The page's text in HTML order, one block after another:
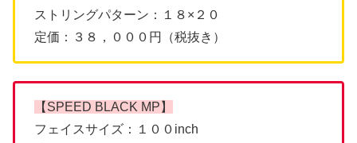
ストリングパターン：１８×２０
定価：３８，０００円（税抜き）
【SPEED BLACK MP】
フェイスサイズ：１００inch